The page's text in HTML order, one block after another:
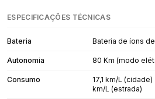
ESPECIFICAÇÕES TÉCNICAS
Bateria Bateria de íons
Autonomia 80 Km (modo
Consumo
17,1 km/L (cidade)
km/L (estrada)